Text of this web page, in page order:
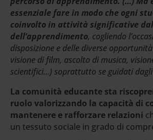
essenziale fare in modo che ogni
coinvolto in attività significative
dell’apprendimento, cogliendo
disposizione e delle diverse
visione di film, ascolto di musica,
scientifici…) soprattutto se guidati dagli
La comunità educante sta
ruolo valorizzando la capacità di
mantenere e rafforzare relazioni
un tessuto sociale in grado di